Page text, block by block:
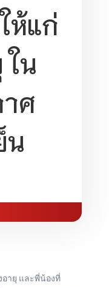
ห้แก่
น
ศ
น
ายุ และพี่น้องที่